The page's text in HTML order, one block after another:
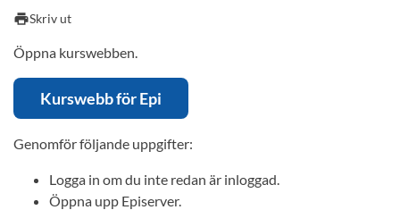
Kurser och program
printSkriv ut
Öppna kurswebben.
Kurswebb för Epi
Genomför följande uppgifter:
Logga in om du inte redan är inloggad.
Öppna upp Episerver.